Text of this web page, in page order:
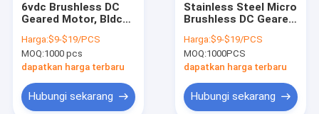
Berita
Permintaan Penawaran
6vdc Brushless DC
Geared Motor, Bldc
BL2430
Harga:$9-$19/PCS
MOQ:1000 pcs
dapatkan harga terbaru
Hubungi sekarang
Stainless Steel Micro
Brushless DC Geared
Stall Torsi
Harga:$9-$19/PCS
MOQ:1000PCS
dapatkan harga terbaru
Hubungi sekarang